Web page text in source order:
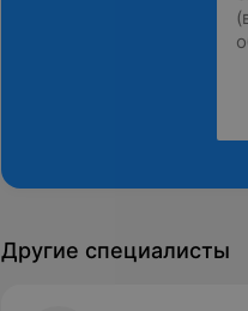
Другие специалисты